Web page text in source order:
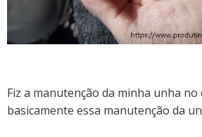
Fiz a manutenção da minha unha no
basicamente essa manutenção da